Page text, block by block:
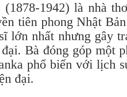
(1878-1942) là nhà
tiên phong Nhật
lớn nhất nhưng gây
Bà đóng góp một
phổ biến với lịch
đại.